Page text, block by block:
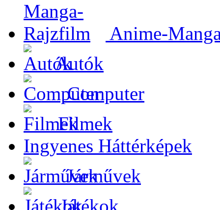
Anime-
Autók
Computer
Filmek
Ingyenes Háttérképek
Járművek